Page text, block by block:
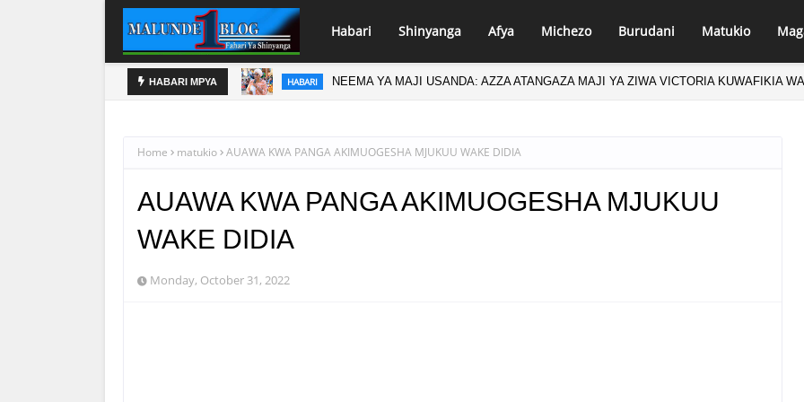
Habari Shinyanga Afya Michezo Burudani Matukio
HABARI MPYA
HABARI NEEMA YA MAJI USANDA: AZZA ATANGAZA MAJI YA ZIWA VICTORIA KUWAFIKIA
HABARI SHINYANGA
Home matukio AUAWA KWA PANGA AKIMUOGESHA MJUKUU WAKE DIDIA
AUAWA KWA PANGA AKIMUOGESHA MJUKUU
WAKE DIDIA
Monday, October 31, 2022